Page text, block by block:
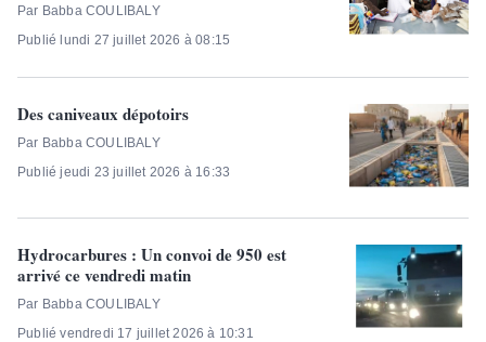
Par Babba COULIBALY
Publié lundi 27 juillet 2026 à 08:15
Des caniveaux dépotoirs
Par Babba COULIBALY
Publié jeudi 23 juillet 2026 à 16:33
Hydrocarbures : Un convoi de 950 est
arrivé ce vendredi matin
Par Babba COULIBALY
Publié vendredi 17 juillet 2026 à 10:31